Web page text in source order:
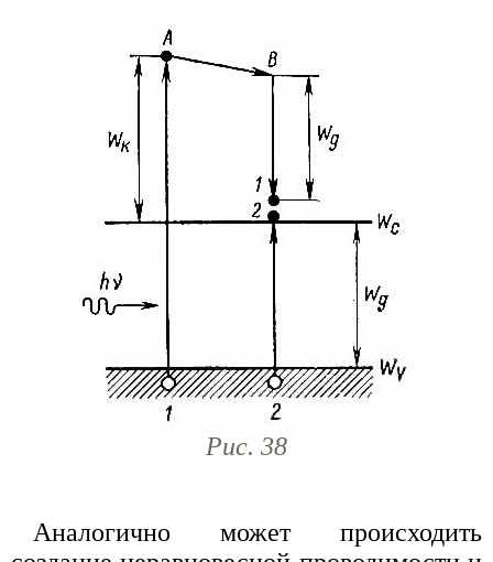
Рис. 38
Аналогично может происходить